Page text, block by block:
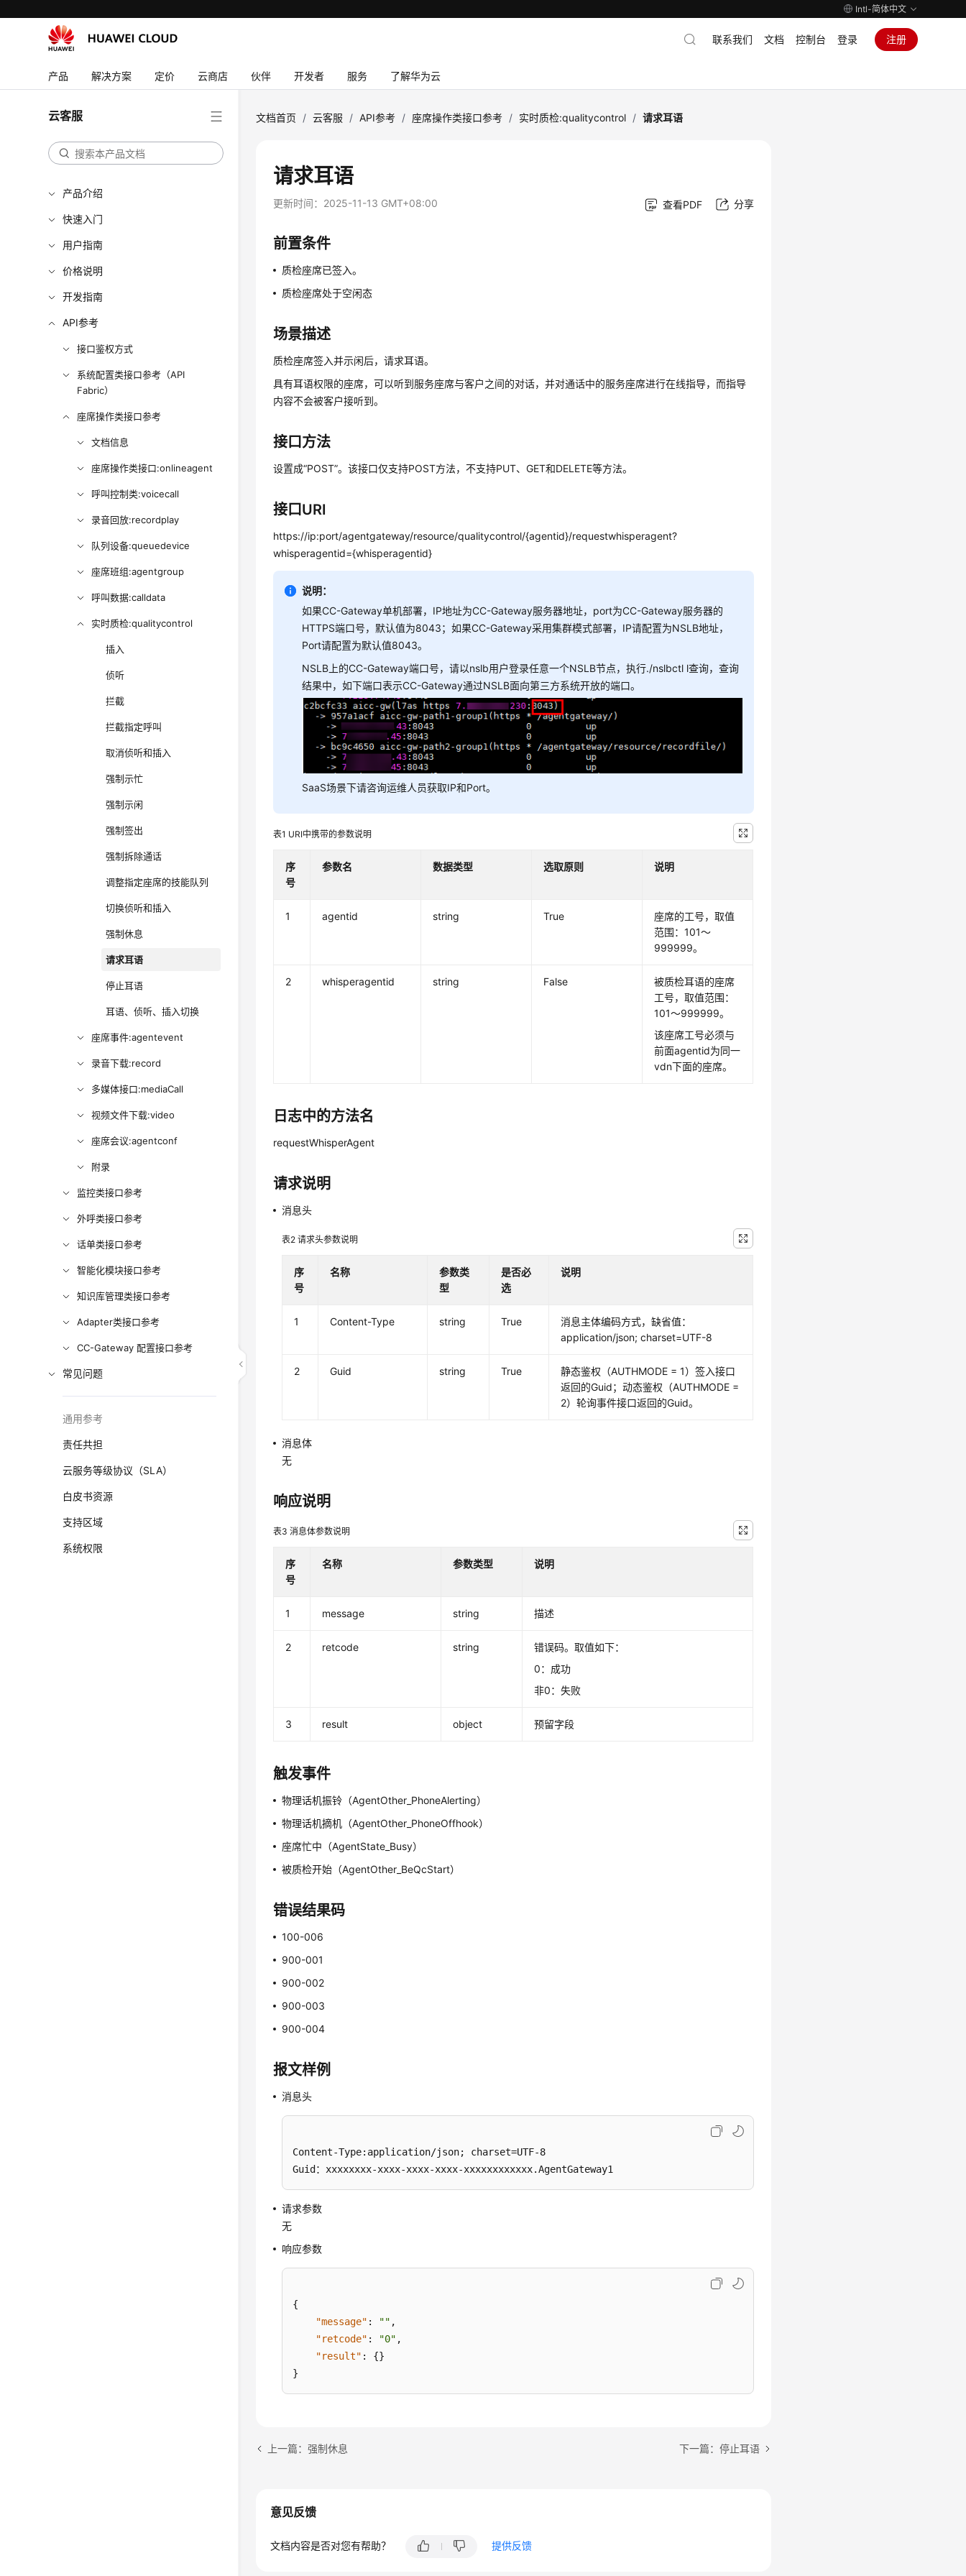
Intl-简体中文
产品 解决方案 定价 云商店 伙伴 开发者 服务 了解华为云
联系我们 文档 控制台 登录 注册
云客服
产品介绍
快速入门
用户指南
价格说明
开发指南
API参考
接口鉴权方式
系统配置类接口参考（API
Fabric）
座席操作类接口参考
文档信息
座席操作类接口:onlineagent
呼叫控制类:voicecall
录音回放:recordplay
队列设备:queuedevice
座席班组:agentgroup
呼叫数据:calldata
实时质检:qualitycontrol
插入
侦听
拦截
拦截指定呼叫
取消侦听和插入
强制示忙
强制示闲
强制签出
强制拆除通话
调整指定座席的技能队列
切换侦听和插入
强制休息
请求耳语
停止耳语
耳语、侦听、插入切换
座席事件:agentevent
录音下载:record
多媒体接口:mediaCall
视频文件下载:video
座席会议:agentconf
附录
监控类接口参考
外呼类接口参考
话单类接口参考
智能化模块接口参考
知识库管理类接口参考
Adapter类接口参考
CC-Gateway 配置接口参考
常见问题
通用参考
责任共担
云服务等级协议（SLA）
白皮书资源
支持区域
系统权限
文档首页 / 云客服 / API参考 / 座席操作类接口参考 / 实时质检:qualitycontrol / 请求耳语
请求耳语
更新时间： 2025-11-13 GMT+08:00 查看PDF 分享
前置条件
质检座席已签入。
质检座席处于空闲态
场景描述
质检座席签入并示闲后，请求耳语。
具有耳语权限的座席，可以听到服务座席与客户之间的对话，并对通话中的服务座席进行在线指导，而指导
内容不会被客户接听到。
接口方法
设置成“POST”。该接口仅支持POST方法，不支持PUT、GET和DELETE等方法。
接口URI
https://ip:port/agentgateway/resource/qualitycontrol/{agentid}/requestwhisperagent?
whisperagentid={whisperagentid}
说明：
如果CC-Gateway单机部署，IP地址为CC-Gateway服务器地址，port为CC-Gateway服务器的
HTTPS端口号，默认值为8043；如果CC-Gateway采用集群模式部署，IP请配置为NSLB地址，
Port请配置为默认值8043。
NSLB上的CC-Gateway端口号，请以nslb用户登录任意一个NSLB节点，执行./nslbctl l查询，查询
结果中，如下端口表示CC-Gateway通过NSLB面向第三方系统开放的端口。
SaaS场景下请咨询运维人员获取IP和Port。
表1 URI中携带的参数说明
序
号
参数名 数据类型 选取原则 说明
1 agentid string True
座席的工号，取值
范围：101～
999999。
2 whisperagentid string False
被质检耳语的座席
工号，取值范围：
101～999999。
该座席工号必须与
前面agentid为同一
vdn下面的座席。
日志中的方法名
requestWhisperAgent
请求说明
消息头
表2请求头参数说明
序
号
名称
参数类
型
是否必
选
说明
1 Content-Type string True
消息主体编码方式，缺省值：
application/json; charset=UTF-8
2 Guid string True
静态鉴权（AUTHMODE = 1）签入接口
返回的Guid；动态鉴权（AUTHMODE =
2）轮询事件接口返回的Guid。
消息体
无
响应说明
表3消息体参数说明
序
号
名称 参数类型 说明
1 message string 描述
2 retcode string
错误码。取值如下：
0：成功
非0：失败
3 result object 预留字段
触发事件
物理话机振铃（AgentOther_PhoneAlerting）
物理话机摘机（AgentOther_PhoneOffhook）
座席忙中（AgentState_Busy）
被质检开始（AgentOther_BeQcStart）
错误结果码
100-006
900-001
900-002
900-003
900-004
报文样例
消息头
Content-Type:application/json; charset=UTF-8
Guid：xxxxxxxx-xxxx-xxxx-xxxx-xxxxxxxxxxxx.AgentGateway1
请求参数
无
响应参数
{
"message" : "" ,
"retcode" : "0" ,
"result" : {}
}
上一篇：强制休息 下一篇：停止耳语
意见反馈
文档内容是否对您有帮助？ 提供反馈